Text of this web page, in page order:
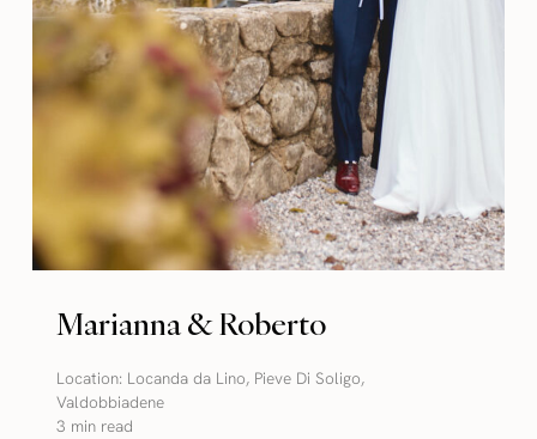
Marianna & Roberto
Location: Locanda da Lino, Pieve Di Soligo,
Valdobbiadene
3 min read